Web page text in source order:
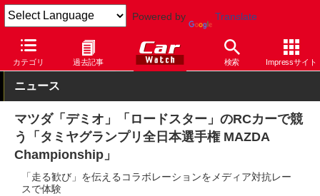
Powered by Translate
カテゴリ 過去記事 検索 Impressサイト
Car Watch イベント
ニュース
マツダ「デミオ」「ロードスター」のRCカーで競
う「タミヤグランプリ全日本選手権 MAZDA
Championship」
「走る歓び」を伝えるコラボレーションをメディア対抗レー
スで体験